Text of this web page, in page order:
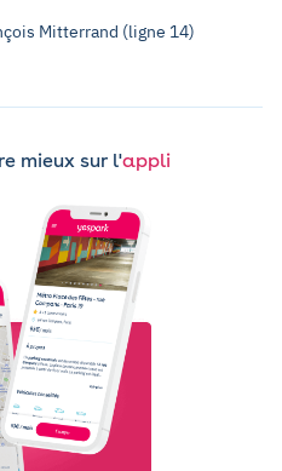
Mitterrand (ligne 14)
mieux sur l'appli